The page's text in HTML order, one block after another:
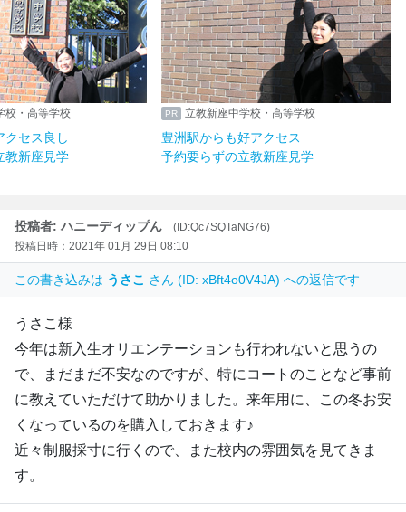
校・高等学校
クセス良し
教新座見学
立教新座中学校・高等学校
豊洲駅からも好アクセス
予約要らずの立教新座見学
投稿者: ハニーディップん
(ID:Qc7SQTaNG76)
投稿日時：2021年 01月 29日 08:10
この書き込みは うさこ さん (ID: xBft4o0V4JA) への返信です
うさこ様
今年は新入生オリエンテーションも行われないと思うの
で、まだまだ不安なのですが、特にコートのことなど事前
に教えていただけて助かりました。来年用に、この冬お安
くなっているのを購入しておきます♪
近々制服採寸に行くので、また校内の雰囲気を見てきま
す。